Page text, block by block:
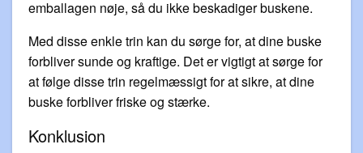
emballagen nøje, så du ikke beskadiger buskene.
Med disse enkle trin kan du sørge for, at dine buske
forbliver sunde og kraftige. Det er vigtigt at sørge for
at følge disse trin regelmæssigt for at sikre, at dine
buske forbliver friske og stærke.
Konklusion